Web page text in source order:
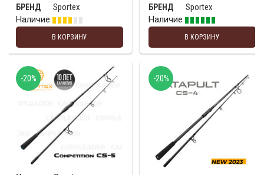
БРЕНД
Sportex
Наличие
В КОРЗИНУ
БРЕНД
Sportex
Наличие
В КОРЗИНУ
-20% -20%